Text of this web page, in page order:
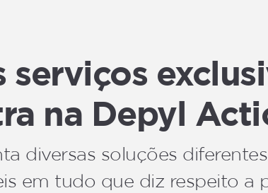
serviços
na Depyl
diversas soluções
em tudo que diz respeito a